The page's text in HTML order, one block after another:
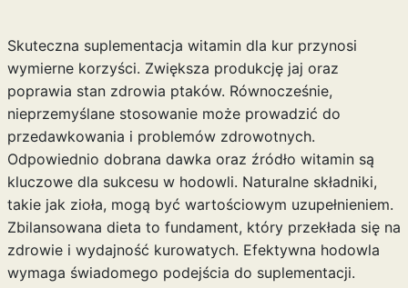
Skuteczna suplementacja witamin dla kur przynosi
wymierne korzyści. Zwiększa produkcję jaj oraz
poprawia stan zdrowia ptaków. Równocześnie,
nieprzemyślane stosowanie może prowadzić do
przedawkowania i problemów zdrowotnych.
Odpowiednio dobrana dawka oraz źródło witamin są
kluczowe dla sukcesu w hodowli. Naturalne składniki,
takie jak zioła, mogą być wartościowym uzupełnieniem.
Zbilansowana dieta to fundament, który przekłada się na
zdrowie i wydajność kurowatych. Efektywna hodowla
wymaga świadomego podejścia do suplementacji.